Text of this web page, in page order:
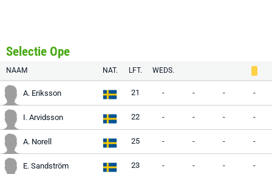
Selectie Ope
NAAM NAT. LFT. WEDS.
A. Eriksson 21 - - - -
I. Arvidsson 22 - - - -
A. Norell 25 - - - -
E. Sandström 23 - - - -